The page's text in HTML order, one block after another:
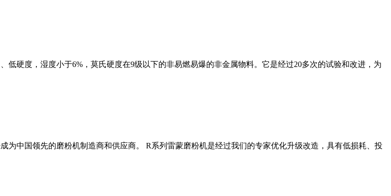
硬度，湿度小于6%，莫氏硬度在9级以下的非易燃易爆的非金属物料。它是经过20多次的试验和改进，为
为中国领先的磨粉机制造商和供应商。 R系列雷蒙磨粉机是经过我们的专家优化升级改造，具有低损耗、投